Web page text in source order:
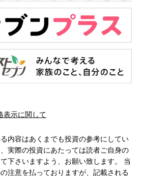
表示に関して
内容はあくまでも投資の参考にしてい
実際の投資にあたっては読者ご自身の
下さいますよう、お願い致します。 当
注意を払っておりますが、記載される